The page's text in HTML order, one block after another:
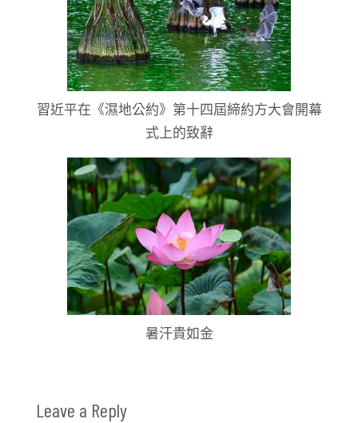
習近平在《濕地公約》第十四屆締約方大會開幕
式上的致辭
暑汗貴如金
Leave a Reply